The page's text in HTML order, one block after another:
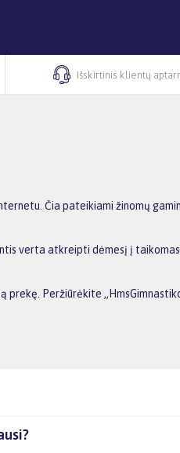
Išskirtinis klientų
Čia pateikiami žinomų
verta atkreipti dėmesį į
Peržiūrėkite